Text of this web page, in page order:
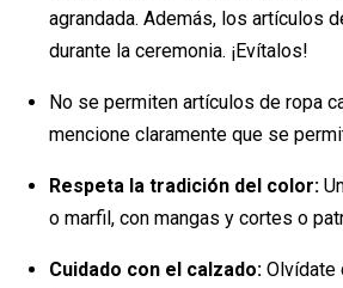
agrandada. Además, los artículos
durante la ceremonia. ¡Evítalos!
No se permiten artículos de ropa
mencione claramente que se
Respeta la tradición del color:
o marfil, con mangas y cortes o
Cuidado con el calzado: Olvídate